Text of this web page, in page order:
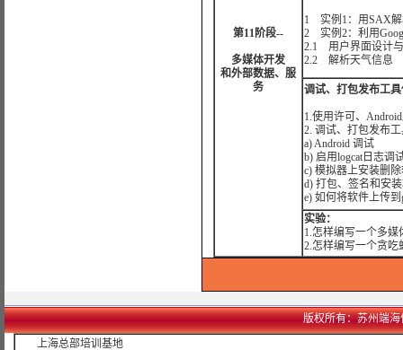
第11阶段--
多媒体开发
和外部数据、服
务
1 实例1：用SAX
2 实例2：利用
2.1 用户界面设计
2.2 解析天气信息
调试、打包发布工具
1.使用许可、
2. 调试、打包发布
a) Android 调试
b) 启用logcat日志调
c) 模拟器上安装删
d) 打包、签名和安
e) 如何将软件上传到
实验：
1.怎样编写一个多媒
2.怎样编写一个贪吃
版权所有：苏州端海
上海总部培训基地